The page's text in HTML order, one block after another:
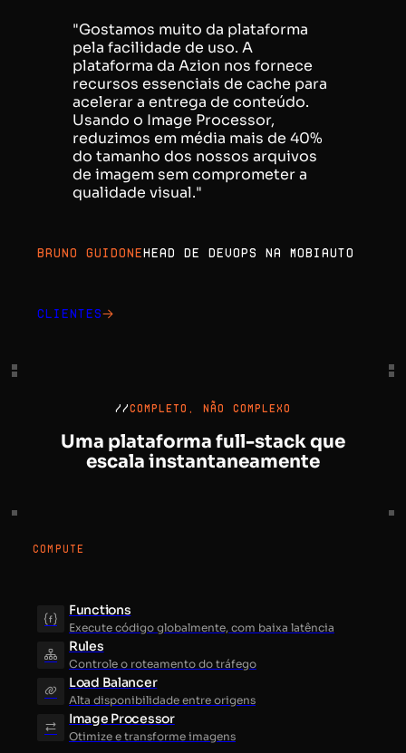
"Gostamos muito da plataforma
pela facilidade de uso. A
plataforma da Azion nos fornece
recursos essenciais de cache para
acelerar a entrega de conteúdo.
Usando o Image Processor,
reduzimos em média mais de 40%
do tamanho dos nossos arquivos
de imagem sem comprometer a
qualidade visual."
Bruno GuidoneHead de DevOps na Mobiauto
Clientes
//COMPLETO, NÃO COMPLEXO
Uma plataforma full-stack que
escala instantaneamente
COMPUTE
Functions
Execute código globalmente, com baixa latência
Rules
Controle o roteamento do tráfego
Load Balancer
Alta disponibilidade entre origens
Image Processor
Otimize e transforme imagens